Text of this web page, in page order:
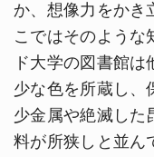
か、想像力をかき
こではそのような
ド大学の図書館
少な色を所蔵し、
少金属や絶滅した
料が所狭しと並ん